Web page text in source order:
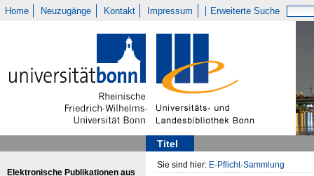
Home Neuzugänge Kontakt Impressum Erweiterte Suche
Titel
Elektronische Publikationen aus
Sie sind hier: E-Pflicht-Sammlung